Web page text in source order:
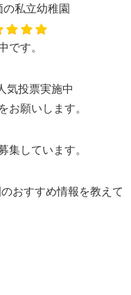
私立幼稚園
です。
投票実施中
お願いします。
集しています。
おすすめ情報を教えて